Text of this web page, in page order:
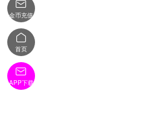

金币充值

首页

APP下载